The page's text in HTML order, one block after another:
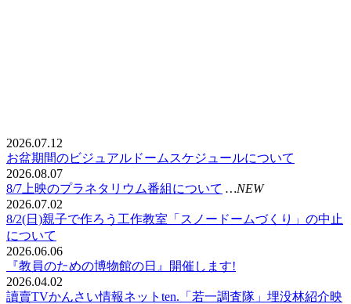
2026.07.12
お盆期間のビジュアルドームスケジュールについて
2026.08.07
8/7上映のプラネタリウム番組について …NEW
2026.07.02
8/2(日)親子で作ろう工作教室「スノードームづくり」の中止
について
2026.06.06
『教員のための博物館の日』開催します!
2026.04.02
讀賣TVかんさい情報ネットten.「若一調査隊」埋没林紹介映